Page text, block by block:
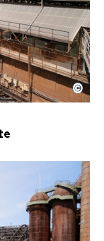
Hütte mit
Hütte | Karl
©